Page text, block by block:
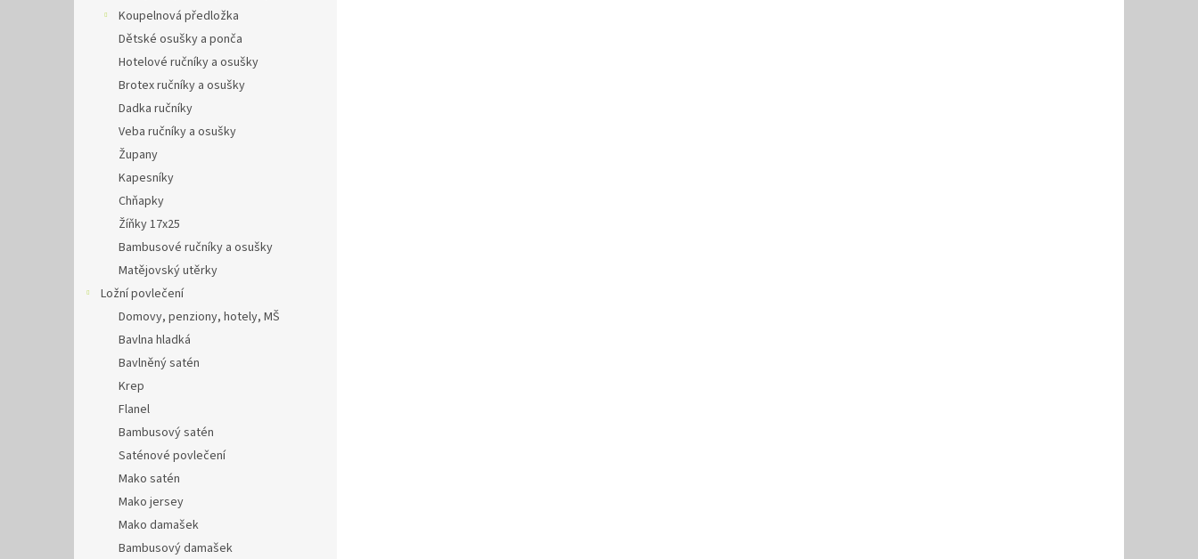
Koupelnová předložka
Dětské osušky a ponča
Hotelové ručníky a osušky
Brotex ručníky a osušky
Dadka ručníky
Veba ručníky a osušky
Župany
Kapesníky
Chňapky
Žíňky 17x25
Bambusové ručníky a osušky
Matějovský utěrky
Ložní povlečení
Domovy, penziony, hotely, MŠ
Bavlna hladká
Bavlněný satén
Krep
Flanel
Bambusový satén
Saténové povlečení
Mako satén
Mako jersey
Mako damašek
Bambusový damašek